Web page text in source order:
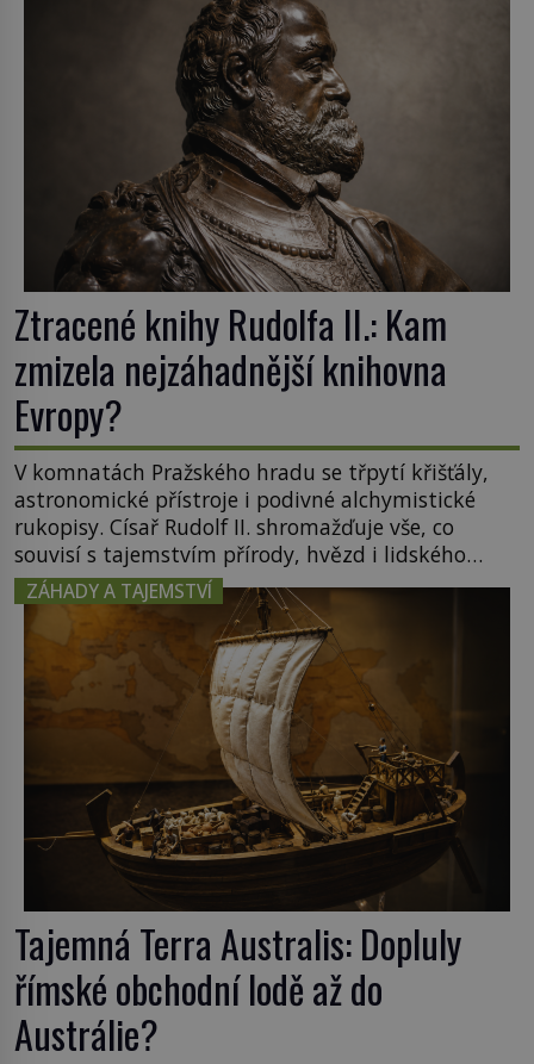
dramatickém pátrání kriminalistů úspěšně
nalezen, jeho minulost stále obestírá hustá mlha.
Otázky, jak přesně se tato […]
Ztracené knihy Rudolfa II.: Kam
zmizela nejzáhadnější knihovna
Evropy?
V komnatách Pražského hradu se třpytí křišťály,
astronomické přístroje i podivné alchymistické
rukopisy. Císař Rudolf II. shromažďuje vše, co
souvisí s tajemstvím přírody, hvězd i lidského
poznání. Jenže po jeho smrti se jeho slavné sbírky
začínají rozpadat a část z nich mizí navždy. Kdo
odnesl nejvzácnější knihy? A existují ještě někde
zapomenuté rukopisy, které nikdo […]
ZÁHADY A TAJEMSTVÍ
Tajemná Terra Australis: Dopluly
římské obchodní lodě až do
Austrálie?